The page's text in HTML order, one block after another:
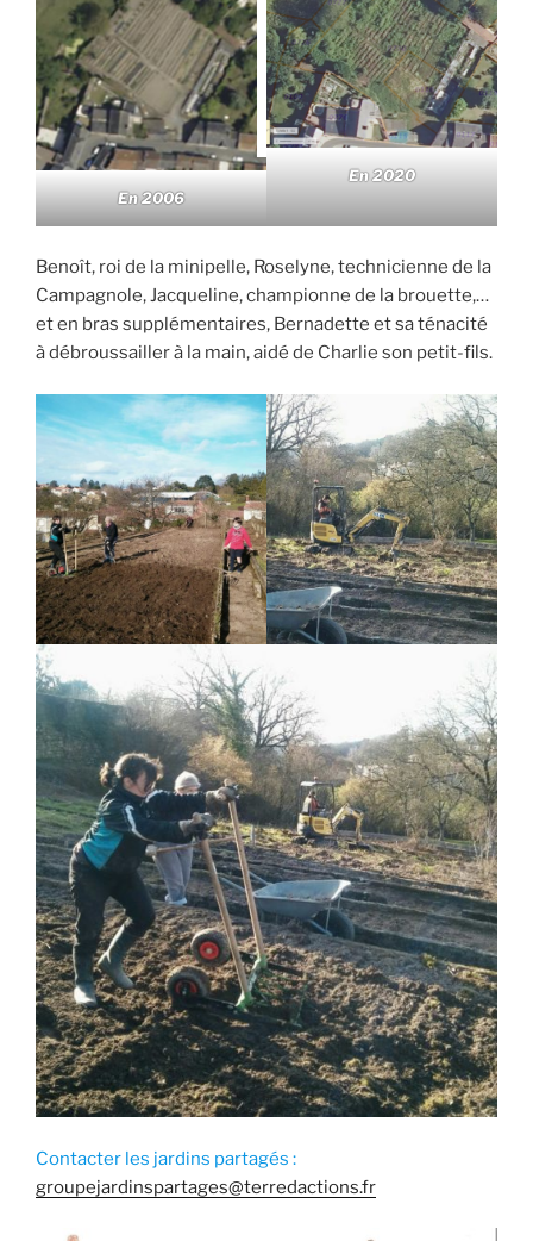
En 2006
En 2020
Benoît, roi de la minipelle, Roselyne, technicienne de la
Campagnole, Jacqueline, championne de la brouette,…
et en bras supplémentaires, Bernadette et sa ténacité
à débroussailler à la main, aidé de Charlie son petit-fils.
Contacter les jardins partagés :
groupejardinspartages@terredactions.fr